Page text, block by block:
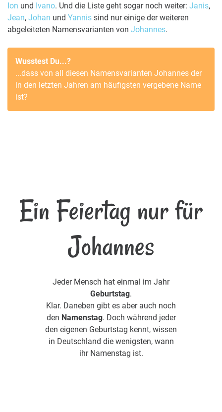
Ion und Ivano. Und die Liste geht sogar noch weiter: Janis,
Jean, Johan und Yannis sind nur einige der weiteren
abgeleiteten Namensvarianten von Johannes.
Wusstest Du...?
...dass von all diesen Namensvarianten Johannes der
in den letzten Jahren am häufigsten vergebene Name
ist?
Ein Feiertag nur für
Johannes
Jeder Mensch hat einmal im Jahr
Geburtstag.
Klar. Daneben gibt es aber auch noch
den Namenstag. Doch während jeder
den eigenen Geburtstag kennt, wissen
in Deutschland die wenigsten, wann
ihr Namenstag ist.